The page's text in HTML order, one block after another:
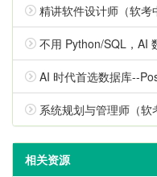
精讲软件设计师（软
不用 Python/SQL，AI
AI 时代首选数据库--
系统规划与管理师（
相关资源